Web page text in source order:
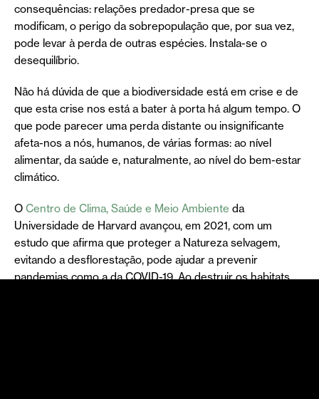
consequências: relações predador-presa que se
modificam, o perigo da sobrepopulação que, por sua vez,
pode levar à perda de outras espécies. Instala-se o
desequilíbrio.
Não há dúvida de que a biodiversidade está em crise e de
que esta crise nos está a bater à porta há algum tempo. O
que pode parecer uma perda distante ou insignificante
afeta-nos a nós, humanos, de várias formas: ao nível
alimentar, da saúde e, naturalmente, ao nível do bem-estar
climático.
O Centro de Clima, Saúde e Meio Ambiente da
Universidade de Harvard avançou, em 2021, com um
estudo que afirma que proteger a Natureza selvagem,
evitando a desflorestação, pode ajudar a prevenir
pandemias como a da COVID-19. Ao destruir os habitats